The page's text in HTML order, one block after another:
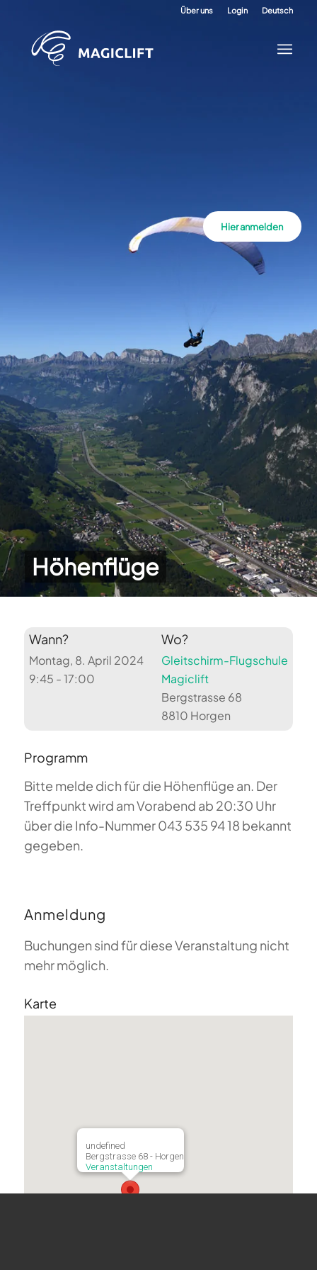
Über uns Login Deutsch
Höhenflüge
Hier anmelden
Wann?
Montag, 8. April 2024
9:45 - 17:00
Wo?
Gleitschirm-Flugschule
Magiclift
Bergstrasse 68
8810 Horgen
Programm
Bitte melde dich für die Höhenflüge an. Der
Treffpunkt wird am Vorabend ab 20:30 Uhr
über die Info-Nummer 043 535 94 18 bekannt
gegeben.
Anmeldung
Buchungen sind für diese Veranstaltung nicht
mehr möglich.
Karte
undefined
Bergstrasse 68 - Horgen
Veranstaltungen